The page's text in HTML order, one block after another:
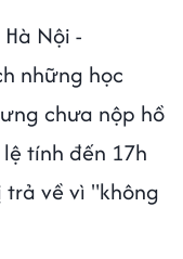
Nội -
những học
chưa nộp hồ
tính đến 17h
trả về vì "không